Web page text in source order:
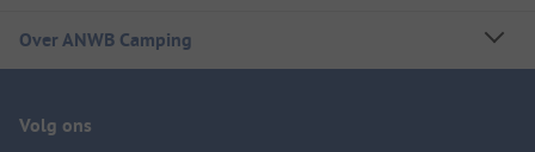
Over ANWB Camping
Volg ons